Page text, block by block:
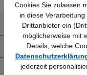
Über uns
Shop Service
Informationen
Cookies Sie zulassen
in diese
Drittanbieter ein
möglicherweise mit
Details, welche
jederzeit